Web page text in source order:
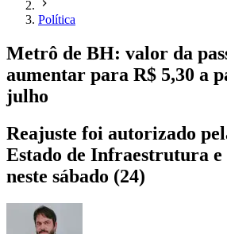
Política
Metrô de BH: valor da
aumentar para R$ 5,30 a
julho
Reajuste foi autorizado
Estado de Infraestrutura
neste sábado (24)